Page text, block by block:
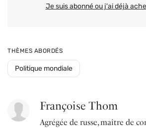
Je suis abonné ou j'ai déjà
THÈMES ABORDÉS
Politique mondiale
Françoise Thom
Agrégée de russe, maître de